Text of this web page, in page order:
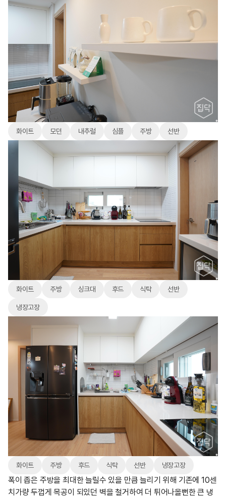
화이트 모던 내추럴 심플 주방 선반
화이트 주방 싱크대 후드 식탁 선반
냉장고장
화이트 주방 후드 식탁 선반 냉장고장
폭이 좁은 주방을 최대한 늘릴수 있을 만큼 늘리기 위해 기존에 10센
치가량 두껍게 목공이 되있던 벽을 철거하여 더 튀어나올뻔한 큰 냉